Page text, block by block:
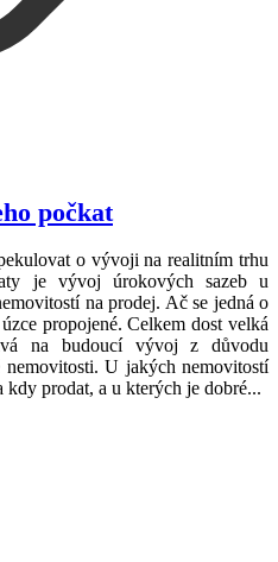
počkat
o vývoji na realitním trhu
je vývoj úrokových sazeb u
na prodej. Ač se jedná o
propojené. Celkem dost velká
na budoucí vývoj z důvodu
U jakých nemovitostí
kdy prodat, a u kterých je dobré...